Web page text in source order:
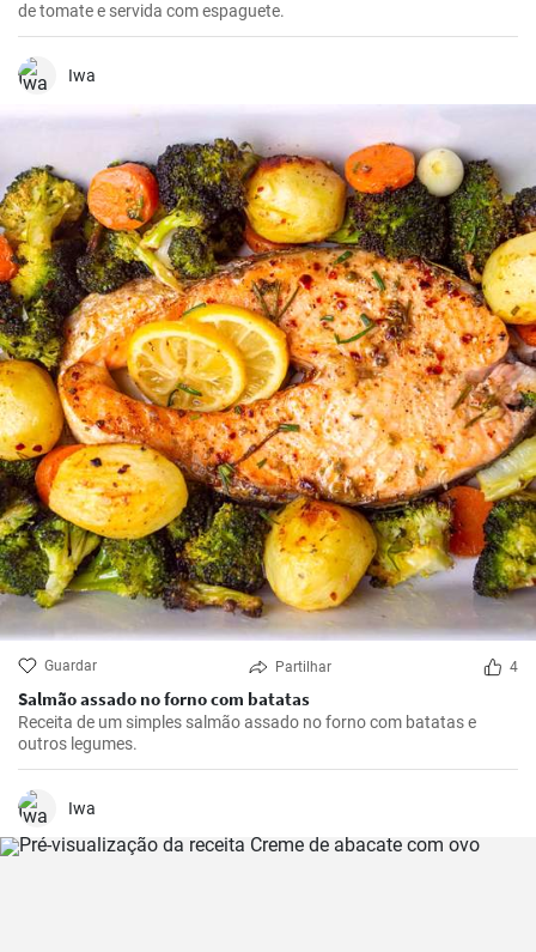
de tomate e servida com espaguete.
Iwa
Guardar Partilhar 4
Salmão assado no forno com batatas
Receita de um simples salmão assado no forno com batatas e
outros legumes.
Iwa